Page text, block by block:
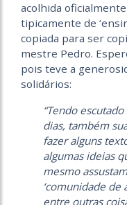
acolhida
tipicamente de
copiada para ser
mestre Pedro.
pois teve a
solidários:
“Tendo
dias, também
fazer alguns
algumas ideias
mesmo
‘comunidade de
entre outras